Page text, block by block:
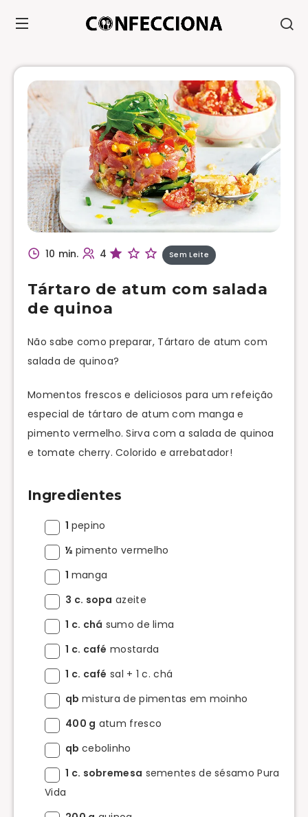
10 min. 4 Sem Leite
Tártaro de atum com salada
de quinoa
Não sabe como preparar, Tártaro de atum com
salada de quinoa?
Momentos frescos e deliciosos para um refeição
especial de tártaro de atum com manga e
pimento vermelho. Sirva com a salada de quinoa
e tomate cherry. Colorido e arrebatador!
Ingredientes
1 pepino
½ pimento vermelho
1 manga
3 c. sopa azeite
1 c. chá sumo de lima
1 c. café mostarda
1 c. café sal + 1 c. chá
qb mistura de pimentas em moinho
400 g atum fresco
qb cebolinho
1 c. sobremesa sementes de sésamo Pura
Vida